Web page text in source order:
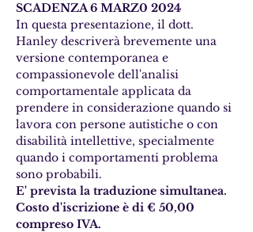
SCADENZA 6 MARZ0 2024
In questa presentazione, il dott.
Hanley descriverà brevemente una
versione contemporanea e
compassionevole dell'analisi
comportamentale applicata da
prendere in considerazione quando si
lavora con persone autistiche o con
disabilità intellettive, specialmente
quando i comportamenti problema
sono probabili.
E' prevista la traduzione simultanea.
Costo d'iscrizione è di € 50,00
compreso IVA.